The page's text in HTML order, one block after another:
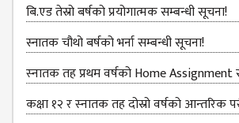
ANNUAL
REPORT
TRACER
STUDY
REPORT
बि.एड तेस्रो बर्षको प्रयोगात्मक सम्बन्धी सूचना!
स्नातक चौथो बर्षको भर्ना सम्बन्धी सूचना!
स्‍नातक तह प्रथम वर्षको Home Assignment
कक्षा १२ र स्‍नातक तह दोस्रो वर्षको आन्‍तरिक